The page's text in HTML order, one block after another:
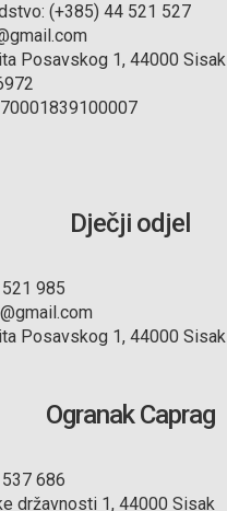
(+385) 44 521 527
Posavskog 1, 44000 Sisak
Dječji odjel
985
Posavskog 1, 44000 Sisak
Ogranak Caprag
686
državnosti 1, 44000 Sisak